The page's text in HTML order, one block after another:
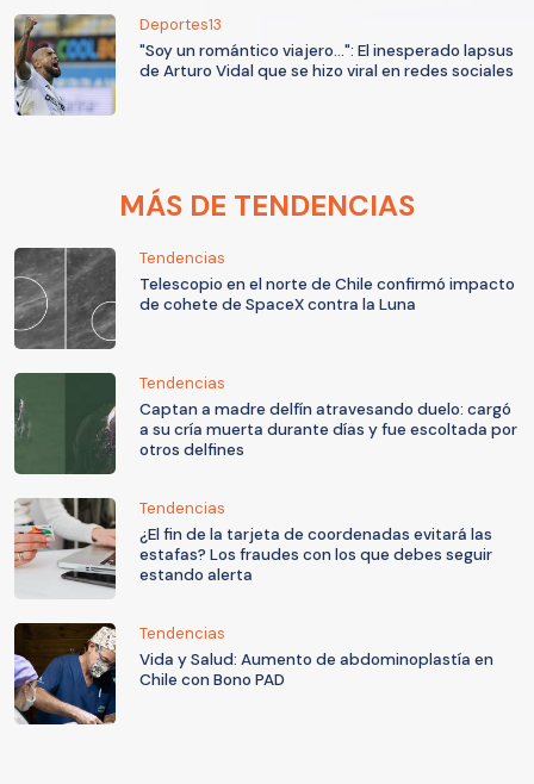
Deportes13
"Soy un romántico viajero...": El inesperado lapsus
de Arturo Vidal que se hizo viral en redes sociales
MÁS DE TENDENCIAS
Tendencias
Telescopio en el norte de Chile confirmó impacto
de cohete de SpaceX contra la Luna
Tendencias
Captan a madre delfín atravesando duelo: cargó
a su cría muerta durante días y fue escoltada por
otros delfines
Tendencias
¿El fin de la tarjeta de coordenadas evitará las
estafas? Los fraudes con los que debes seguir
estando alerta
Tendencias
Vida y Salud: Aumento de abdominoplastía en
Chile con Bono PAD